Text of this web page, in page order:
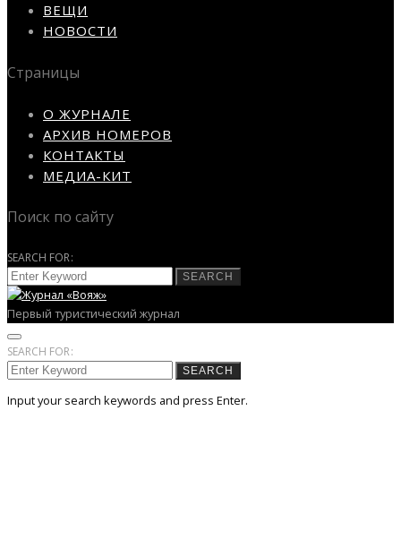
ВЕЩИ
НОВОСТИ
Страницы
О ЖУРНАЛЕ
АРХИВ НОМЕРОВ
КОНТАКТЫ
МЕДИА-КИТ
Поиск по сайту
SEARCH FOR:
SEARCH
Первый туристический журнал
SEARCH FOR:
SEARCH
Input your search keywords and press Enter.